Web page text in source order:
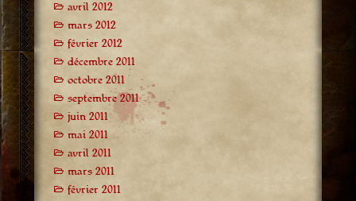
avril 2012
mars 2012
février 2012
décembre 2011
octobre 2011
septembre 2011
juin 2011
mai 2011
avril 2011
mars 2011
février 2011